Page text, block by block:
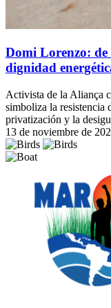
Domi Lorenzo:
dignidad
Activista de la Aliança
simboliza la resistencia
privatización y la
13 de noviembre de